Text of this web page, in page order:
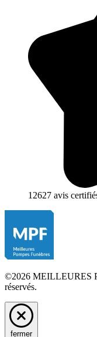
12627 avis
©2026 MEILLEURES
réservés.
fermer